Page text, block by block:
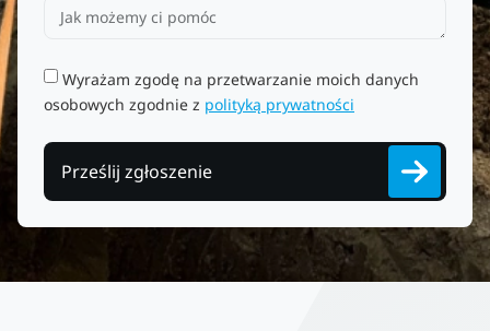
Wyrażam zgodę na przetwarzanie moich danych
osobowych zgodnie z polityką prywatności
Prześlij zgłoszenie